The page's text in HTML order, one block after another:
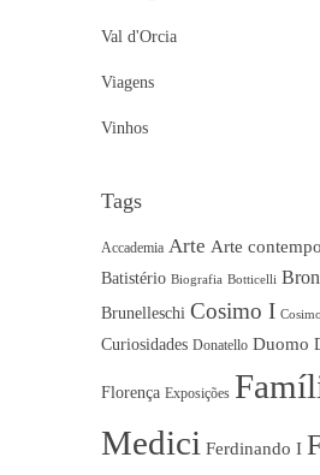
Val d'Orcia
Viagens
Vinhos
Tags
Accademia Arte Arte
Batistério Biografia Botticelli
Brunelleschi Cosimo I
Curiosidades Donatello Duomo
Florença Exposições
Medici Ferdinando I